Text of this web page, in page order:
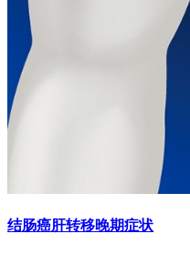
结肠癌肝转移晚期症状